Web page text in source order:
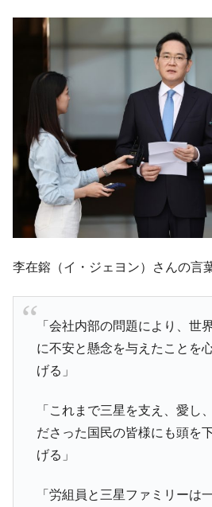
李在鎔（イ・ジェヨン）さんの言
「会社内部の問題により、世
に不安と懸念を与えたことを
げる」
「これまで三星を支え、愛し
ださった国民の皆様にも頭を
げる」
「労組員と三星ファミリーは